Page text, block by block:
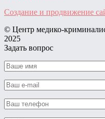
Создание и продвижение
© Центр медико-
2025
Задать вопрос